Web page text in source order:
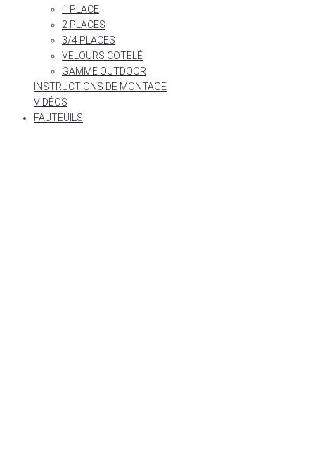
1 PLACE
2 PLACES
3/4 PLACES
VELOURS COTELÉ
GAMME OUTDOOR
INSTRUCTIONS DE MONTAGE
VIDÉOS
FAUTEUILS